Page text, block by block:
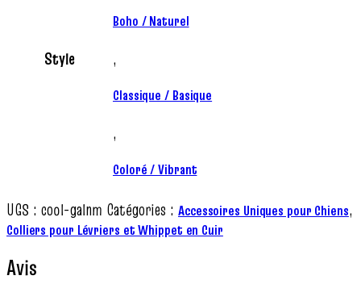
Style
Boho / Naturel
,
Classique / Basique
,
Coloré / Vibrant
UGS : cool-galnm Catégories : Accessoires Uniques pour Chiens,
Colliers pour Lévriers et Whippet en Cuir
Avis